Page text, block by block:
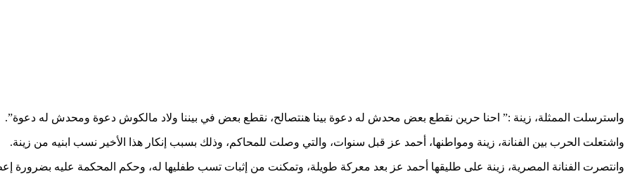
واسترسلت الممثلة، زينة :” احنا حرين نقطع بعض محدش له دعوة بينا هنتصالح، نقطع بعض في بيننا ولاد مالكوش دعوة ومحدش له دعوة”.
واشتعلت الحرب بين الفنانة، زينة ومواطنها، أحمد عز قبل سنوات، والتي وصلت للمحاكم، وذلك بسبب إنكار هذا الأخير نسب ابنيه من زينة.
وانتصرت الفنانة المصرية، زينة على طليقها أحمد عز بعد معركة طويلة، وتمكنت من إثبات تسب طفليها له، وحكم المحكمة عليه بضرورة